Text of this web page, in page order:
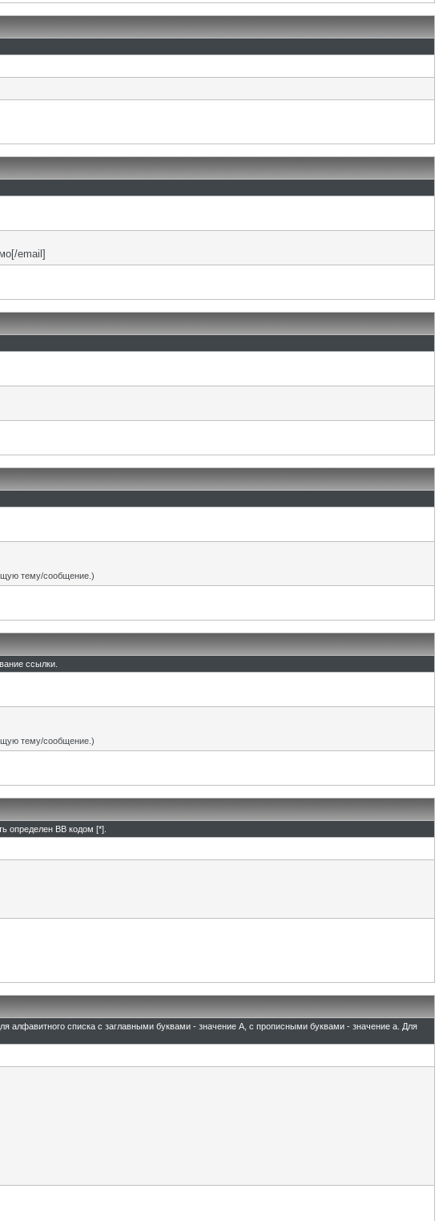
email]
тему/сообщение.)
ссылки.
тему/сообщение.)
определен BB кодом [*].
алфавитного списка с заглавными буквами - значение A, с прописными буквами - значение а. Для